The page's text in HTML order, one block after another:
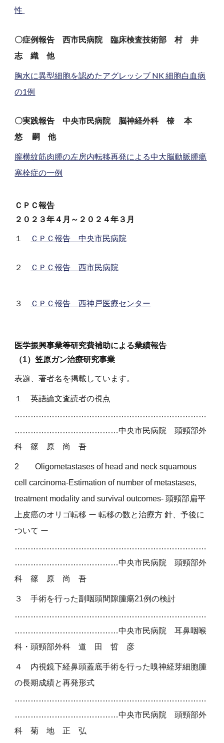
性
〇症例報告 西市民病院 臨床検査技術部 村 井
志 織 他
胸水に異型細胞を認めたアグレッシブ NK 細胞白血病
の1例
〇実践報告 中央市民病院 脳神経外科 㮈 本
悠 嗣 他
膣横紋筋肉腫の左房内転移再発による中大脳動脈腫瘍
塞栓症の一例
ＣＰＣ報告
２０２ ３年４月～２０２ ４年３月
１ ＣＰＣ報告 中央市民病院
２ ＣＰＣ報告 西市民病院
３ ＣＰＣ報告 西神戸医療センター
医学振興事業等研究費補助による業績報告
（1）笠原ガン治療研究事業
表題、著者名を掲載しています。
１英語論文査読者の視点
………………………………………………………………
…………………………………中央市民病院頭頸部外
科 篠 原 尚 吾
2
Oligometastases of head and neck squamous
cell carcinoma-Estimation of number of metastases,
treatment modality and survival outcomes- 頭頸部扁平
上皮癌のオリゴ転移 ー 転移の数と治療方 針、予後に
ついて ー
………………………………………………………………
…………………………………中央市民病院 頭頸部外
科 篠 原 尚 吾
３手術を行った副咽頭間隙腫瘍21例の検討
………………………………………………………………
…………………………………中央市民病院 耳鼻咽喉
科・頭頸部外科 道 田 哲 彦
４ 内視鏡下経鼻頭蓋底手術を行った嗅神経芽細胞腫
の長期成績と再発形式
………………………………………………………………
…………………………………中央市民病院頭頸部外
科 菊 地 正 弘